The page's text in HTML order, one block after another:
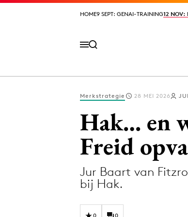
HOME9 SEPT: GENAI-TRAINING12 NOV:
HOME9 SEPT: GENAI-TRAINING12 NOV:
Merkstrategie 28 MEI 2026
Hak… en
Freid
Jur Baart van
bij Hak.
0 0